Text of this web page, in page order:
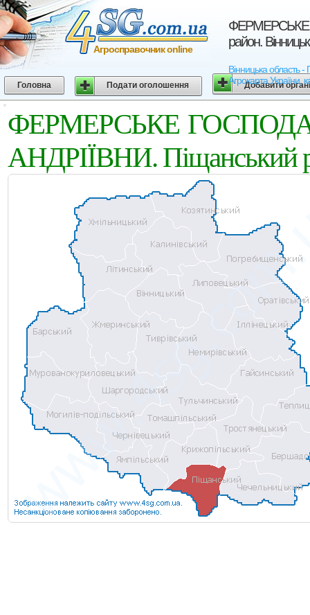
ФЕРМЕРСЬКЕ
район.
Вінницька
Агрокарта України,
Агросправочник online
Головна Подати оголошення Добавити
ФЕРМЕРСЬКЕ
АНДРIЇВНИ. Піщанський